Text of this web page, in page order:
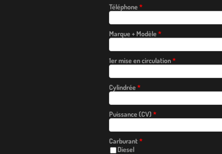
Téléphone*
Marque + Modèle*
1er mise en circulation*
Cylindrée*
Puissance (CV) *
Carburant*
Diesel